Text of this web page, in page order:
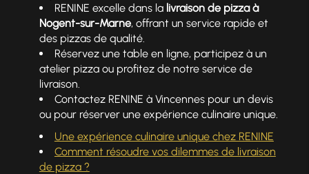
RENINE excelle dans la livraison de pizza à
Nogent-sur-Marne, offrant un service rapide et
des pizzas de qualité.
Réservez une table en ligne, participez à un
atelier pizza ou profitez de notre service de
livraison.
Contactez RENINE à Vincennes pour un devis
ou pour réserver une expérience culinaire unique.
Une expérience culinaire unique chez RENINE
Comment résoudre vos dilemmes de livraison
de pizza ?